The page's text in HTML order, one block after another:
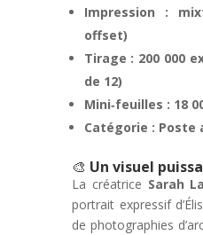
Impression :
offset)
Tirage : 200 000
de 12)
Mini‑feuilles : 18
Catégorie : Poste
🎨 Un visuel
La créatrice Sarah
portrait expressif
de photographies